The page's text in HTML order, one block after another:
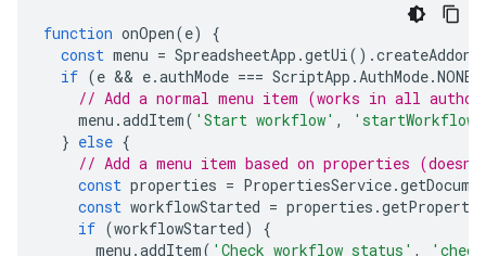
function onOpen(e)
{
const menu = SpreadsheetApp .getUi().
if (e && e.authMode === ScriptApp .AuthMode.NONE
// Add a normal menu item (works in all
menu .addItem( 'Start workflow' , 'startWorkflow'
} else {
// Add a menu item based on properties (doesn't
const properties = PropertiesService.
const workflowStarted = properties .getProperty
if (workflowStarted)
{
menu .addItem( 'Check workflow status' ,